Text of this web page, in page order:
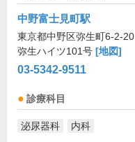
中野富士見町駅
東京都中野区弥生町6-2-20
弥生ハイツ101号 [地図]
03-5342-9511
診療科目
泌尿器科 内科